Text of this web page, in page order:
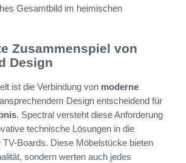
Gesamtbild im heimischen
Zusammenspiel von
Design
ist die Verbindung von moderne
Design entscheidend für
. Spectral versteht diese Anforderung
technische Lösungen in die
Boards. Diese Möbelstücke bieten
sondern werten auch jedes